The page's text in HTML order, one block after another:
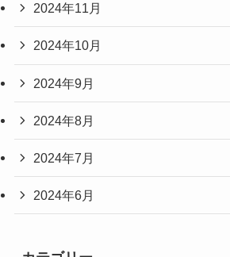
2024年11月
2024年10月
2024年9月
2024年8月
2024年7月
2024年6月